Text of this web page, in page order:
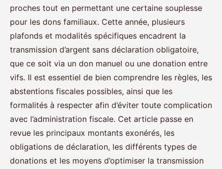
proches tout en permettant une certaine souplesse
pour les dons familiaux. Cette année, plusieurs
plafonds et modalités spécifiques encadrent la
transmission d’argent sans déclaration obligatoire,
que ce soit via un don manuel ou une donation entre
vifs. Il est essentiel de bien comprendre les règles, les
abstentions fiscales possibles, ainsi que les
formalités à respecter afin d’éviter toute complication
avec l’administration fiscale. Cet article passe en
revue les principaux montants exonérés, les
obligations de déclaration, les différents types de
donations et les moyens d’optimiser la transmission